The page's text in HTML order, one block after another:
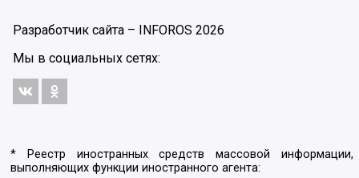
Разработчик сайта – INFOROS 2026
Мы в социальных сетях:
* Реестр иностранных средств массовой информации,
выполняющих функции иностранного агента: